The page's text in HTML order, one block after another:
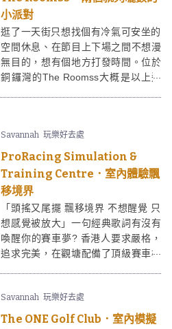
小派對
逛了一天街只想找個有冷氣可安坐的
空間休息、在節目上下場之間不想漫
無目的，想有個地方打發時間。位於
銅鑼灣的The Roomss大概是以上這
限制而煩惱！
Savannah 玩樂好去處
ProRacing Simulation &
Training Centre．室內體驗飄
移境界
「頭搖又尾擺 飄移境界 不想醒覺 只
想感覺被放大」一句經典歌詞有沒有
喚醒你的賽車夢? 香港人要求嚴格，
追求完美，在觀塘配備了頂級賽車模
普通賽車game裡失落了風馳電掣間的
極致快感，讓你的感官無限放大。
Savannah 玩樂好去處
The ONE Golf Club．室內模擬